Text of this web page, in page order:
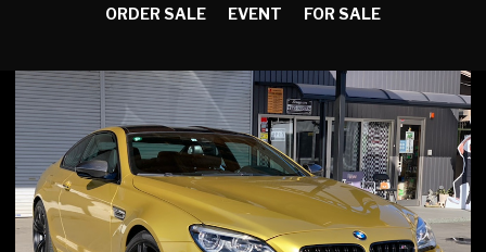
ORDER SALE
EVENT FOR SALE